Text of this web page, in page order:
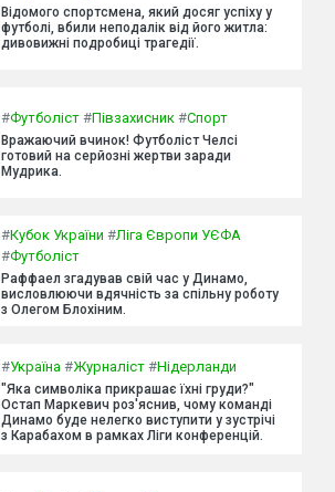
Відомого спортсмена, який досяг успіху у
футболі, вбили неподалік від його житла:
дивовижні подробиці трагедії.
#Футболіст #Півзахисник #Спорт
Вражаючий вчинок! Футболіст Челсі
готовий на серйозні жертви заради
Мудрика.
#Кубок України #Ліга Європи УЄФА
#Футболіст
Раффаел згадував свій час у Динамо,
висловлюючи вдячність за спільну роботу
з Олегом Блохіним.
#Україна #Журналіст #Нідерланди
"Яка символіка прикрашає їхні груди?"
Остап Маркевич роз'яснив, чому команді
Динамо буде нелегко виступити у зустрічі
з Карабахом в рамках Ліги конференцій.